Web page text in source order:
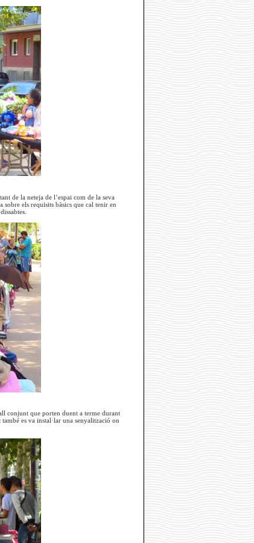
de la neteja de l’espai com de la seva
els requisits bàsics que cal tenir en
conjunt que porten duent a terme durant
es va instal·lar una senyalització on